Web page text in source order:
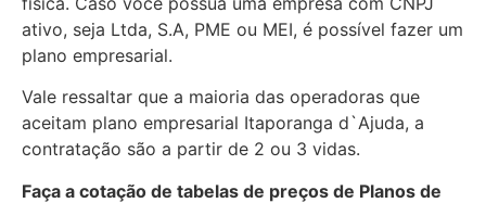
ativo, seja Ltda, S.A, PME ou MEI, é possível fazer um
plano empresarial.
Vale ressaltar que a maioria das operadoras que
aceitam plano empresarial Itaporanga d`Ajuda, a
contratação são a partir de 2 ou 3 vidas.
Faça a cotação de tabelas de preços de Planos de